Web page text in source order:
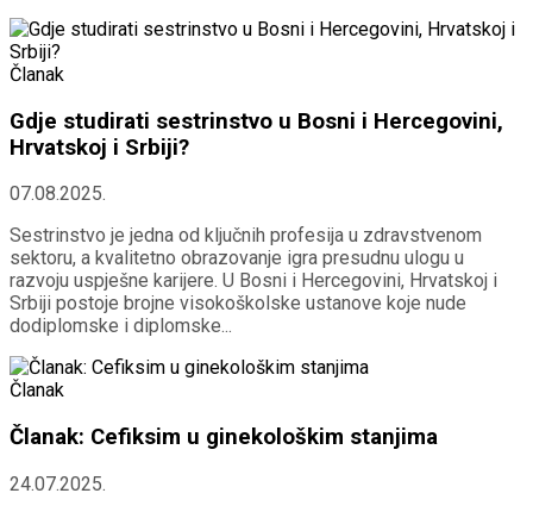
Članak
Gdje studirati sestrinstvo u Bosni i Hercegovini,
Hrvatskoj i Srbiji?
07.08.2025.
Sestrinstvo je jedna od ključnih profesija u zdravstvenom
sektoru, a kvalitetno obrazovanje igra presudnu ulogu u
razvoju uspješne karijere. U Bosni i Hercegovini, Hrvatskoj i
Srbiji postoje brojne visokoškolske ustanove koje nude
dodiplomske i diplomske...
Članak
Članak: Cefiksim u ginekološkim stanjima
24.07.2025.